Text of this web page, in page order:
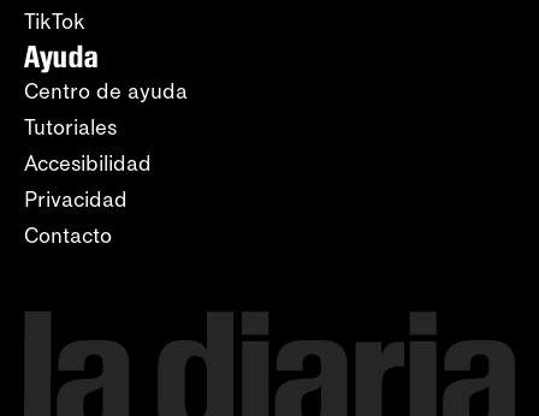
TikTok
Ayuda
Centro de ayuda
Tutoriales
Accesibilidad
Privacidad
Contacto